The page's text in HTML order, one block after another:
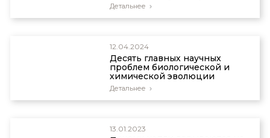
Детальнее
12.04.2024
Десять главных научных
проблем биологической и
химической эволюции
Детальнее
13.01.2023